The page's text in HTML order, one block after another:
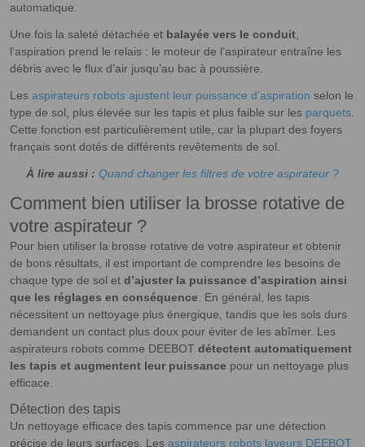
automatique.
Une fois la saleté détachée et balayée vers le conduit,
l’aspiration prend le relais : le moteur de l’aspirateur entraîne les
débris avec le flux d’air jusqu’au bac à poussière.
Les aspirateurs robots ajustent leur puissance d’aspiration selon le
type de sol, plus élevée sur les tapis et plus faible sur les parquets.
Cette fonction est particulièrement utile, car la plupart des foyers
français sont dotés de différents revêtements de sol.
À lire aussi : Quand changer les filtres de votre aspirateur ?
Comment bien utiliser la brosse rotative de
votre aspirateur ?
Pour bien utiliser la brosse rotative de votre aspirateur et obtenir
de bons résultats, il est important de comprendre les besoins de
chaque type de sol et d’ajuster la puissance d’aspiration ainsi
que les réglages en conséquence. En général, les tapis
nécessitent un nettoyage plus énergique, tandis que les sols durs
demandent un contact plus doux pour éviter de les abîmer. Les
aspirateurs robots comme DEEBOT détectent automatiquement
les tapis et augmentent leur puissance pour un nettoyage plus
efficace.
Détection des tapis
Un nettoyage efficace des tapis commence par une détection
précise de leurs surfaces. Les aspirateurs robots laveurs DEEBOT